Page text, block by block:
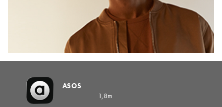
ASOS
1,8m